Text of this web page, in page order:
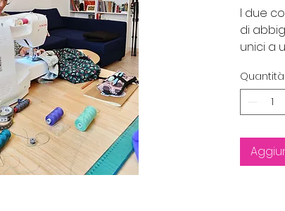
I due
di
unici a
cucire i
Quantità